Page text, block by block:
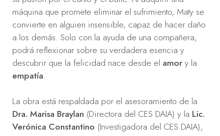
máquina que promete eliminar el sufrimiento, Maty se
convierte en alguien insensible, capaz de hacer daño
a los demás. Solo con la ayuda de una compañera,
podrá reflexionar sobre su verdadera esencia y
descubrir que la felicidad nace desde el amory la
empatía.
La obra está respaldada por el asesoramiento de la
Dra. Marisa Braylan (Directora del CES DAIA) y la Lic.
Verónica Constantino (Investigadora del CES DAIA),